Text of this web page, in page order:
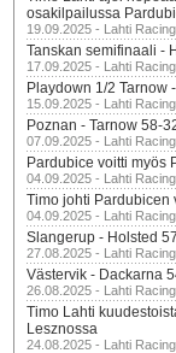
osakilpailussa
19.09.2025 - Lahti Racing
Tanskan semifinaali -
17.09.2025 - Lahti Racing
Playdown 1/2 Tarnow
15.09.2025 - Lahti Racing
Poznan - Tarnow 58-
07.09.2025 - Lahti Racing
Pardubice voitti myös
04.09.2025 - Lahti Racing
Timo johti Pardubicen
04.09.2025 - Lahti Racing
Slangerup - Holsted
27.08.2025 - Lahti Racing
Västervik - Dackarna
26.08.2025 - Lahti Racing
Timo Lahti
Lesznossa
24.08.2025 - Lahti Racing